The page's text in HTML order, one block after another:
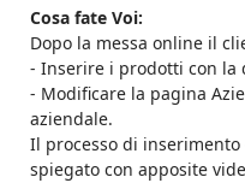
Cosa fate Voi:
Dopo la messa online il
- Inserire i prodotti con la
- Modificare la pagina
aziendale.
Il processo di
spiegato con apposite